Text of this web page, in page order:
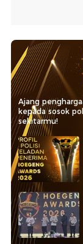
Ajang
kepada sosok
sekitarmu!